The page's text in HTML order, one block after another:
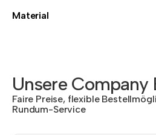
Material
Unsere Company
Faire Preise, flexible
Rundum-Service